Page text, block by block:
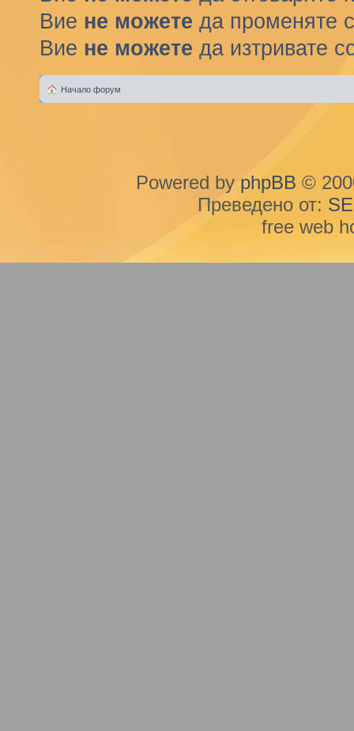
Вие не можете да променяте
Вие не можете да изтривате
Начало форум
Powered by phpBB ©
Преведено от:
free web